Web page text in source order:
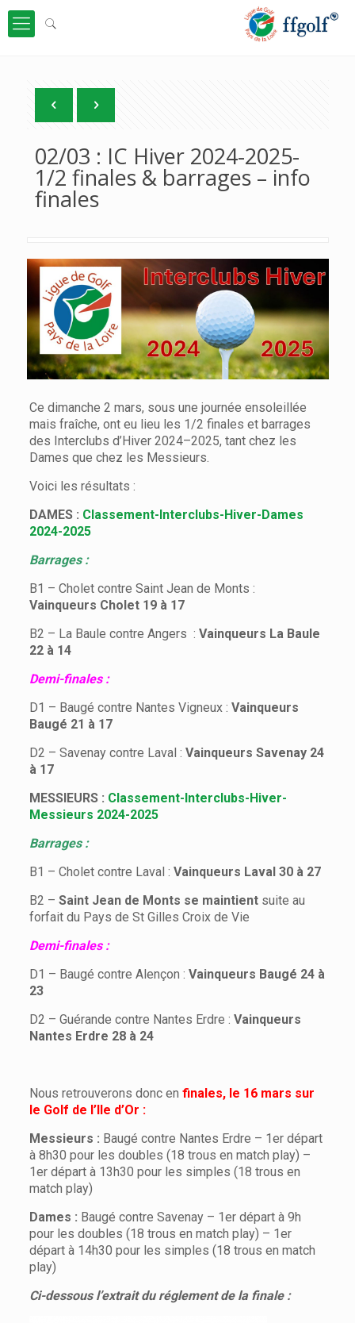
02/03 : IC Hiver 2024-2025-
1/2 finales & barrages – info
finales
Ce dimanche 2 mars, sous une journée ensoleillée
mais fraîche, ont eu lieu les 1/2 finales et barrages
des Interclubs d’Hiver 2024–2025, tant chez les
Dames que chez les Messieurs.
Voici les résultats :
DAMES : Classement-Interclubs-Hiver-Dames
2024-2025
Barrages :
B1 – Cholet contre Saint Jean de Monts :
Vainqueurs Cholet 19 à 17
B2 – La Baule contre Angers :Vainqueurs La Baule
22 à 14
Demi-finales :
D1 – Baugé contre Nantes Vigneux :Vainqueurs
Baugé 21 à 17
D2 – Savenay contre Laval :Vainqueurs Savenay 24
à 17
MESSIEURS : Classement-Interclubs-Hiver-
Messieurs 2024-2025
Barrages :
B1 – Cholet contre Laval :Vainqueurs Laval 30 à 27
B2 –Saint Jean de Monts se maintient suite au
forfait du Pays de St Gilles Croix de Vie
Demi-finales :
D1 – Baugé contre Alençon :Vainqueurs Baugé 24 à
23
D2 – Guérande contre Nantes Erdre :Vainqueurs
Nantes Erdre 28 à 24
Nous retrouverons donc enfinales, le 16 mars sur
le Golf de l’Ile d’Or :
Messieurs : Baugé contre Nantes Erdre – 1er départ
à 8h30 pour les doubles (18 trous en match play) –
1er départ à 13h30 pour les simples (18 trous en
match play)
Dames : Baugé contre Savenay – 1er départ à 9h
pour les doubles (18 trous en match play) – 1er
départ à 14h30 pour les simples (18 trous en match
play)
Ci-dessous l’extrait du réglement de la finale :